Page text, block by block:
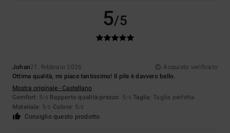
5/5
Johan21. febbraio 2026
Acquisto verificato
Ottima qualità, mi piace tantissimo! Il pile è davvero bello.
Mostra originale - Castellano
Comfort: 5/5 Rapporto qualità-prezzo: 5/5 Taglia: Taglia perfetta
Materiale: 5/5 Colore: 5/5
Consiglio questo prodotto